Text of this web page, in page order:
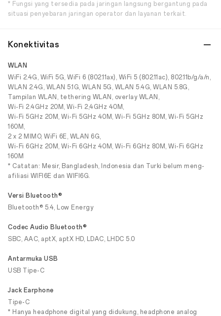
* Fungsi yang tersedia pada jaringan langsung bergantung pada
situasi penyebaran jaringan operator dan layanan terkait.
Konektivitas
WLAN
WiFi 2.4G, WiFi 5G, WiFi 6 (802.11ax), WiFi 5 (802.11ac), 802.11b/g/a/n,
WLAN 2.4G, WLAN 5.1G, WLAN 5G, WLAN 5.4G, WLAN 5.8G,
Tampilan WLAN, tethering WLAN, overlay WLAN,
Wi-Fi 2.4GHz 20M, Wi-Fi 2,4GHz 40M,
Wi-Fi 5GHz 20M, Wi-Fi 5GHz 40M, Wi-Fi 5GHz 80M, Wi-Fi 5GHz
160M,
2 x 2 MIMO, WiFi 6E, WLAN 6G,
Wi-Fi 6GHz 20M, Wi-Fi 6GHz 40M, Wi-Fi 6GHz 80M, Wi-Fi 6GHz
160M
* Catatan: Mesir, Bangladesh, Indonesia dan Turki belum meng-
afiliasi WIFI6E dan WIFI6G.
Versi Bluetooth®
Bluetooth® 5.4, Low Energy
Codec Audio Bluetooth®
SBC, AAC, aptX, aptX HD, LDAC, LHDC 5.0
Antarmuka USB
USB Tipe-C
Jack Earphone
Tipe-C
* Hanya headphone digital yang didukung, headphone analog